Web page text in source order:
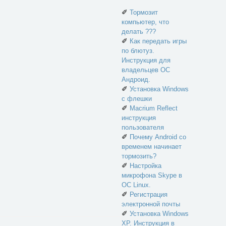
✐ Тормозит
компьютер, что
делать ???
✐ Как передать игры
по блютуз.
Инструкция для
владельцев ОС
Андроид.
✐ Установка Windows
с флешки
✐ Macrium Reflect
инструкция
пользователя
✐ Почему Android со
временем начинает
тормозить?
✐ Настройка
микрофона Skype в
ОС Linux.
✐ Регистрация
электронной почты
✐ Установка Windows
XP. Инструкция в